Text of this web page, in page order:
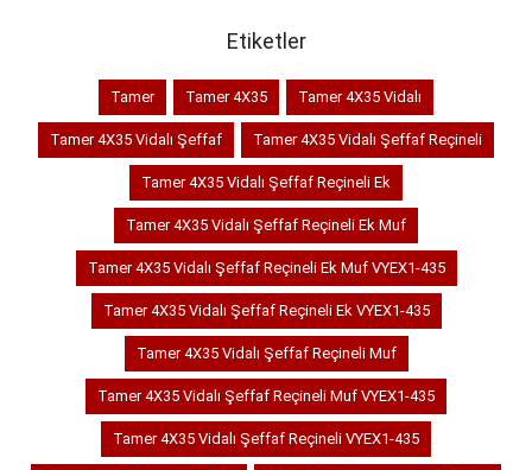
Etiketler
Tamer Tamer 4X35 Tamer 4X35 Vidalı
Tamer 4X35 Vidalı Şeffaf Tamer 4X35 Vidalı Şeffaf Reçineli
Tamer 4X35 Vidalı Şeffaf Reçineli Ek
Tamer 4X35 Vidalı Şeffaf Reçineli Ek Muf
Tamer 4X35 Vidalı Şeffaf Reçineli Ek Muf VYEX1-435
Tamer 4X35 Vidalı Şeffaf Reçineli Ek VYEX1-435
Tamer 4X35 Vidalı Şeffaf Reçineli Muf
Tamer 4X35 Vidalı Şeffaf Reçineli Muf VYEX1-435
Tamer 4X35 Vidalı Şeffaf Reçineli VYEX1-435